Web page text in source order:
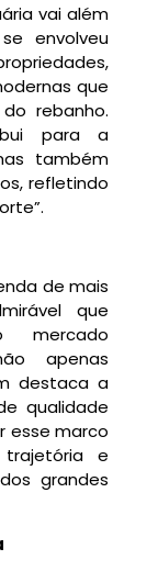
vai além
envolveu
que
rebanho.
para a
também
refletindo
de mais
que
mercado
apenas
destaca a
qualidade
esse marco
trajetória e
grandes